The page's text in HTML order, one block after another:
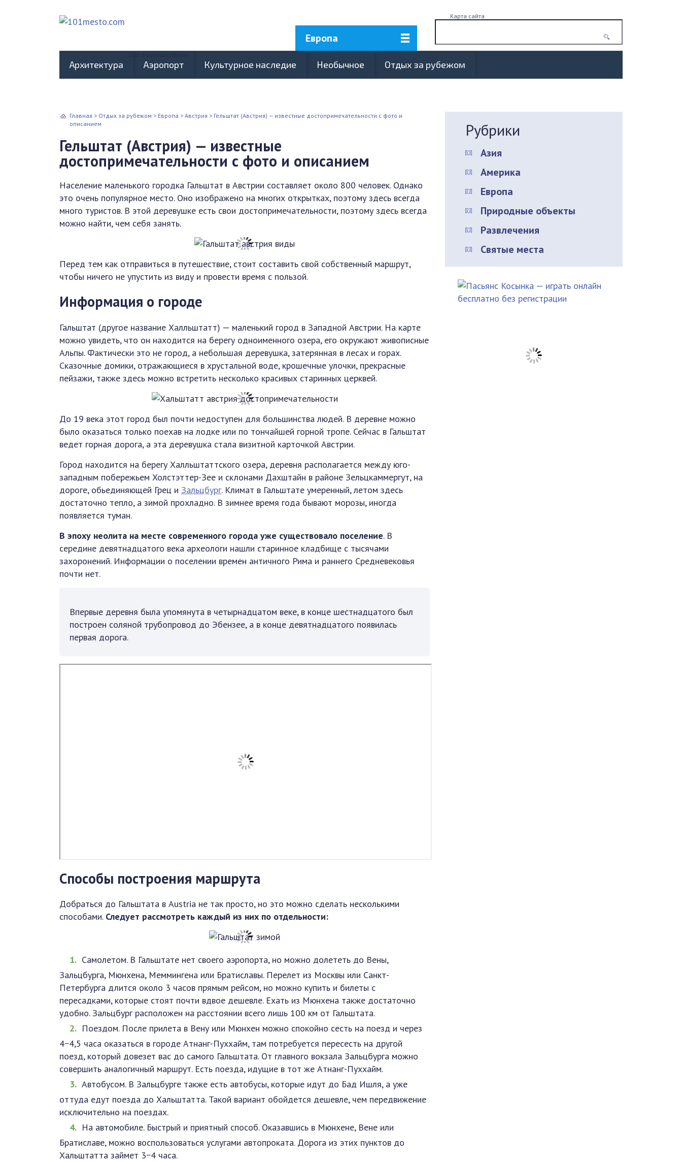
Европа
Карта сайта
Архитектура Аэропорт Культурное наследие Необычное Отдых за рубежом
Главная > Отдых за рубежом > Европа > Австрия > Гельштат (Австрия) — известные достопримечательности с фото и
описанием
Гельштат (Австрия) — известные
достопримечательности с фото и описанием
Население маленького городка Гальштат в Австрии составляет около 800 человек. Однако
это очень популярное место. Оно изображено на многих открытках, поэтому здесь всегда
много туристов. В этой деревушке есть свои достопримечательности, поэтому здесь всегда
можно найти, чем себя занять.
Перед тем как отправиться в путешествие, стоит составить свой собственный маршрут,
чтобы ничего не упустить из виду и провести время с пользой.
Информация о городе
Гальштат (другое название Халльштатт) — маленький город в Западной Австрии. На карте
можно увидеть, что он находится на берегу одноименного озера, его окружают живописные
Альпы. Фактически это не город, а небольшая деревушка, затерянная в лесах и горах.
Сказочные домики, отражающиеся в хрустальной воде, крошечные улочки, прекрасные
пейзажи, также здесь можно встретить несколько красивых старинных церквей.
До 19 века этот город был почти недоступен для большинства людей. В деревне можно
было оказаться только поехав на лодке или по тончайшей горной тропе. Сейчас в Гальштат
ведет горная дорога, а эта деревушка стала визитной карточкой Австрии.
Город находится на берегу Халльштаттского озера, деревня располагается между юго-
западным побережьем Холстэттер-Зее и склонами Дахштайн в районе Зельцкаммергут, на
дороге, обьединяющей Грец и Зальцбург. Климат в Гальштате умеренный, летом здесь
достаточно тепло, а зимой прохладно. В зимнее время года бывают морозы, иногда
появляется туман.
В эпоху неолита на месте современного города уже существовало поселение. В
середине девятнадцатого века археологи нашли старинное кладбище с тысячами
захоронений. Информации о поселении времен античного Рима и раннего Средневековья
почти нет.
Впервые деревня была упомянута в четырнадцатом веке, в конце шестнадцатого был
построен соляной трубопровод до Эбензее, а в конце девятнадцатого появилась
первая дорога.
Способы построения маршрута
Добраться до Гальштата в Austria не так просто, но это можно сделать несколькими
способами. Следует рассмотреть каждый из них по отдельности:
Самолетом. В Гальштате нет своего аэропорта, но можно долететь до Вены,
Зальцбурга, Мюнхена, Меммингена или Братиславы. Перелет из Москвы или Санкт-
Петербурга длится около 3 часов прямым рейсом, но можно купить и билеты с
пересадками, которые стоят почти вдвое дешевле. Ехать из Мюнхена также достаточно
удобно. Зальцбург расположен на расстоянии всего лишь 100 км от Гальштата.
Поездом. После прилета в Вену или Мюнхен можно спокойно сесть на поезд и через
4−4,5 часа оказаться в городе Атнанг-Пуххайм, там потребуется пересесть на другой
поезд, который довезет вас до самого Гальштата. От главного вокзала Зальцбурга можно
совершить аналогичный маршрут. Есть поезда, идущие в тот же Атнанг-Пуххайм.
Автобусом. В Зальцбурге также есть автобусы, которые идут до Бад Ишля, а уже
оттуда едут поезда до Хальштатта. Такой вариант обойдется дешевле, чем передвижение
исключительно на поездах.
На автомобиле. Быстрый и приятный способ. Оказавшись в Мюнхене, Вене или
Братиславе, можно воспользоваться услугами автопроката. Дорога из этих пунктов до
Хальштатта займет 3−4 часа.
Рубрики
Азия
Америка
Европа
Природные объекты
Развлечения
Святые места